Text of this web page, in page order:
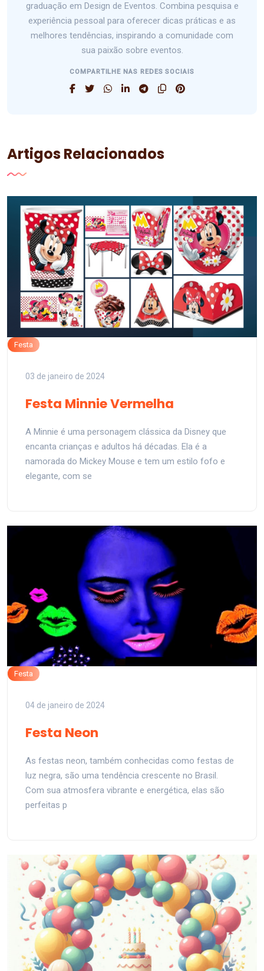
graduação em Design de Eventos. Combina pesquisa e
experiência pessoal para oferecer dicas práticas e as
melhores tendências, inspirando a comunidade com
sua paixão sobre eventos.
COMPARTILHE NAS REDES SOCIAIS
Artigos Relacionados
Festa
03 de janeiro de 2024
Festa Minnie Vermelha
A Minnie é uma personagem clássica da Disney que
encanta crianças e adultos há décadas. Ela é a
namorada do Mickey Mouse e tem um estilo fofo e
elegante, com se
Festa
04 de janeiro de 2024
Festa Neon
As festas neon, também conhecidas como festas de
luz negra, são uma tendência crescente no Brasil.
Com sua atmosfera vibrante e energética, elas são
perfeitas p